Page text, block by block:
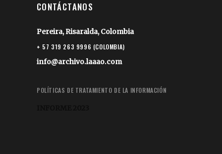
CONTÁCTANOS
Pereira, Risaralda, Colombia
+ 57 319 263 9996 (COLOMBIA)
info@archivo.laaao.com
POLÍTICAS DE TRATAMIENTO DE LA INFORMACIÓN